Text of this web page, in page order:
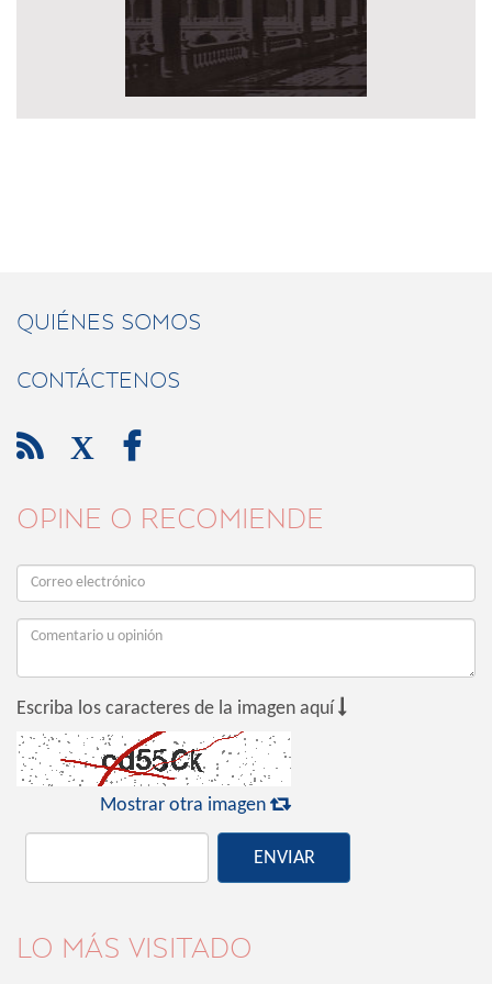
QUIÉNES SOMOS
CONTÁCTENOS
 X 
OPINE O RECOMIENDE
Escriba los caracteres de la imagen aquí 
Mostrar otra imagen 
ENVIAR
LO MÁS VISITADO